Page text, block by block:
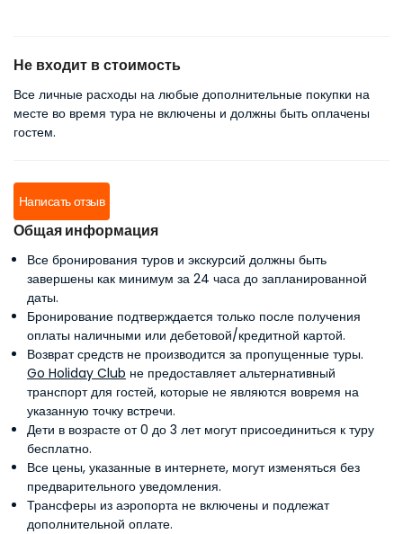
Не входит в стоимость
Все личные расходы на любые дополнительные покупки на
месте во время тура не включены и должны быть оплачены
гостем.
Написать отзыв
Общая информация
Все бронирования туров и экскурсий должны быть
завершены как минимум за 24 часа до запланированной
даты.
Бронирование подтверждается только после получения
оплаты наличными или дебетовой/кредитной картой.
Возврат средств не производится за пропущенные туры.
Go Holiday Club не предоставляет альтернативный
транспорт для гостей, которые не являются вовремя на
указанную точку встречи.
Дети в возрасте от 0 до 3 лет могут присоединиться к туру
бесплатно.
Все цены, указанные в интернете, могут изменяться без
предварительного уведомления.
Трансферы из аэропорта не включены и подлежат
дополнительной оплате.